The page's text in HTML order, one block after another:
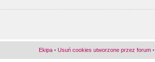
Ekipa • Usuń cookies utworzone przez forum